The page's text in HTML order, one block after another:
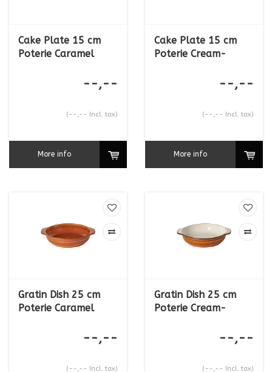
Cake Plate 15 cm
Poterie Caramel
--,--
(--,-- Incl. tax)
More info
Cake Plate 15 cm
Poterie Cream-
--,--
(--,-- Incl. tax)
More info
Gratin Dish 25 cm
Poterie Caramel
--,--
(--,-- Incl. tax)
Gratin Dish 25 cm
Poterie Cream-
--,--
(--,-- Incl. tax)